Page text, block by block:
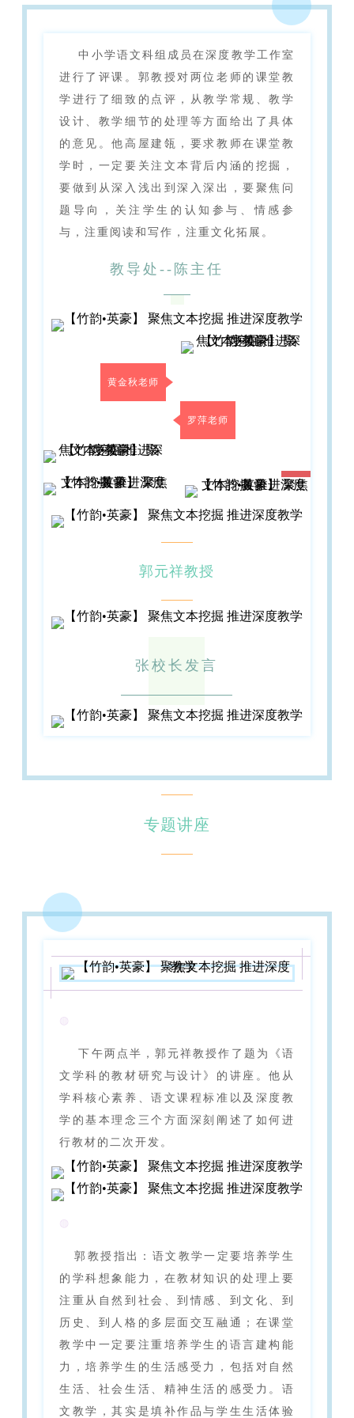
中小学语文科组成员在深度教学工作室
进行了评课。郭教授对两位老师的课堂教
学进行了细致的点评，从教学常规、教学
设计、教学细节的处理等方面给出了具体
的意见。他高屋建瓴，要求教师在课堂教
学时，一定要关注文本背后内涵的挖掘，
要做到从深入浅出到深入深出，要聚焦问
题导向，关注学生的认知参与、情感参
与，注重阅读和写作，注重文化拓展。
教导处--陈主任
黄金秋老师
罗萍老师
郭元祥教授
张校长发言
专题讲座
◍
下午两点半，郭元祥教授作了题为《语
文学科的教材研究与设计》的讲座。他从
学科核心素养、语文课程标准以及深度教
学的基本理念三个方面深刻阐述了如何进
行教材的二次开发。
◍
郭教授指出：语文教学一定要培养学生
的学科想象能力，在教材知识的处理上要
注重从自然到社会、到情感、到文化、到
历史、到人格的多层面交互融通；在课堂
教学中一定要注重培养学生的语言建构能
力，培养学生的生活感受力，包括对自然
生活、社会生活、精神生活的感受力。语
文教学，其实是填补作品与学生生活体验